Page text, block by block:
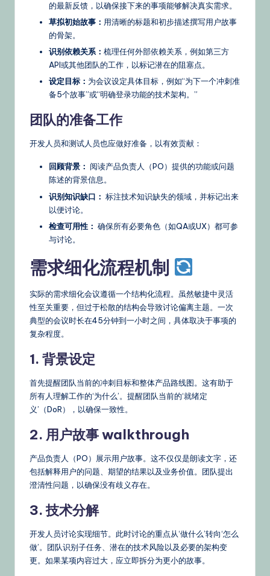
的最新反馈，以确保接下来的事项能够解决真实需求。
草拟初始故事： 用清晰的标题和初步描述撰写用户故事
的骨架。
识别依赖关系： 梳理任何外部依赖关系，例如第三方
API或其他团队的工作，以标记潜在的阻塞点。
设定目标： 为会议设定具体目标，例如“为下一个冲刺准
备5个故事”或“明确登录功能的技术架构。”
团队的准备工作
开发人员和测试人员也应做好准备，以有效贡献：
回顾背景： 阅读产品负责人（PO）提供的功能或问题
陈述的背景信息。
识别知识缺口： 标注技术知识缺失的领域，并标记出来
以便讨论。
检查可用性： 确保所有必要角色（如QA或UX）都可参
与讨论。
需求细化流程机制
实际的需求细化会议遵循一个结构化流程。虽然敏捷中灵活
性至关重要，但过于松散的结构会导致讨论偏离主题。一次
典型的会议时长在45分钟到一小时之间，具体取决于事项的
复杂程度。
1. 背景设定
首先提醒团队当前的冲刺目标和整体产品路线图。这有助于
所有人理解工作的‘为什么’。提醒团队当前的‘就绪定
义’（DoR），以确保一致性。
2. 用户故事 walkthrough
产品负责人（PO）展示用户故事。这不仅仅是朗读文字，还
包括解释用户的问题、期望的结果以及业务价值。团队提出
澄清性问题，以确保没有歧义存在。
3. 技术分解
开发人员讨论实现细节。此时讨论的重点从‘做什么’转向‘怎么
做’。团队识别子任务、潜在的技术风险以及必要的架构变
更。如果某项内容过大，应立即拆分为更小的故事。